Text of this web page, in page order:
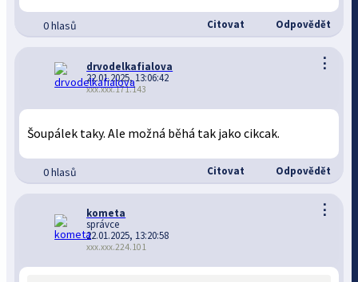
0 hlasů Citovat Odpovědět
⋮
drvodelkafialova
22.01.2025, 13:06:42
xxx.xxx.171.143
Šoupálek taky. Ale možná běhá tak jako cikcak.
0 hlasů Citovat Odpovědět
⋮
kometa
správce
22.01.2025, 13:20:58
xxx.xxx.224.101